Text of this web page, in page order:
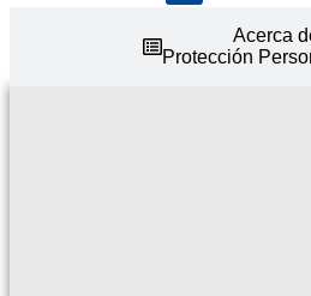
Acerca
Protección